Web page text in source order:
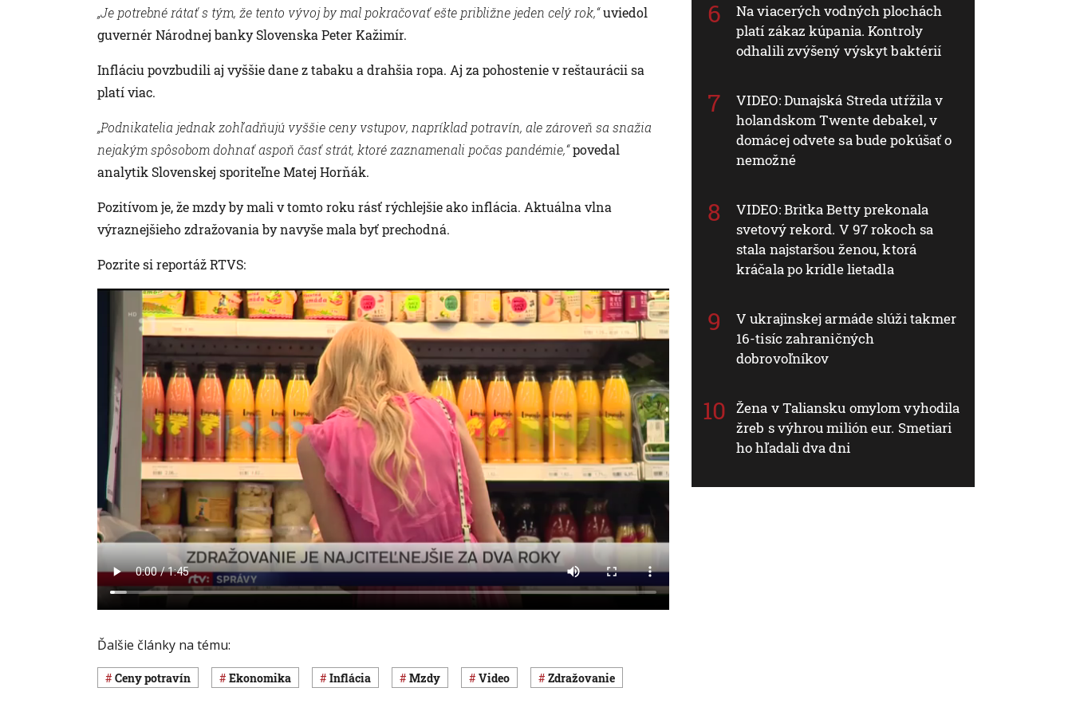
„Je potrebné rátať s tým, že tento vývoj by mal pokračovať ešte približne jeden celý rok,“uviedol
guvernér Národnej banky Slovenska Peter Kažimír.
Infláciu povzbudili aj vyššie dane z tabaku a drahšia ropa. Aj za pohostenie v reštaurácii sa
platí viac.
„Podnikatelia jednak zohľadňujú vyššie ceny vstupov, napríklad potravín, ale zároveň sa snažia
nejakým spôsobom dohnať aspoň časť strát, ktoré zaznamenali počas pandémie,“povedal
analytik Slovenskej sporiteľne Matej Horňák.
Pozitívom je, že mzdy by mali v tomto roku rásť rýchlejšie ako inflácia. Aktuálna vlna
výraznejšieho zdražovania by navyše mala byť prechodná.
Pozrite si reportáž RTVS:
Ďalšie články na tému:
ceny potravín ekonomika inflácia mzdy Video zdražovanie
Na viacerých vodných plochách
platí zákaz kúpania. Kontroly
odhalili zvýšený výskyt baktérií
VIDEO: Dunajská Streda utŕžila v
holandskom Twente debakel, v
domácej odvete sa bude pokúšať o
nemožné
VIDEO: Britka Betty prekonala
svetový rekord. V 97 rokoch sa
stala najstaršou ženou, ktorá
kráčala po krídle lietadla
V ukrajinskej armáde slúži takmer
16-tisíc zahraničných
dobrovoľníkov
Žena v Taliansku omylom vyhodila
žreb s výhrou milión eur. Smetiari
ho hľadali dva dni